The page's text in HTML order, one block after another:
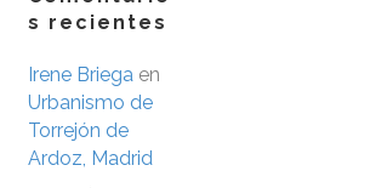
s recientes
Irene Briega en
Urbanismo de
Torrejón de
Ardoz, Madrid